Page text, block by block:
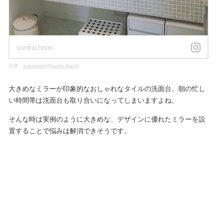
sunko.haus
出典： instagram(@sunko.haus)
大きめなミラーが印象的なおしゃれなタイルの洗面台。朝の忙し
い時間帯は洗面台も取り合いになってしまいますよね。
そんな時は実例のように大きめな、デザインに優れたミラーを設
置することで悩みは解消できそうです。